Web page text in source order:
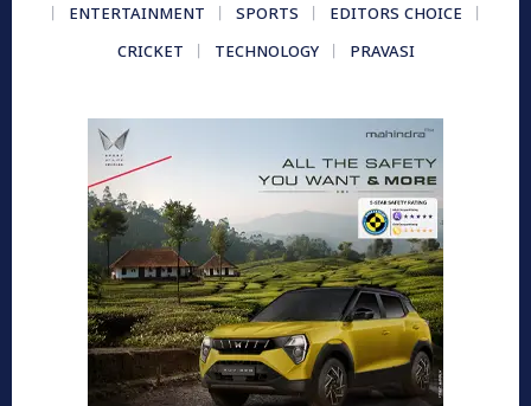
ENTERTAINMENT
SPORTS
EDITORS CHOICE
CRICKET
TECHNOLOGY PRAVASI